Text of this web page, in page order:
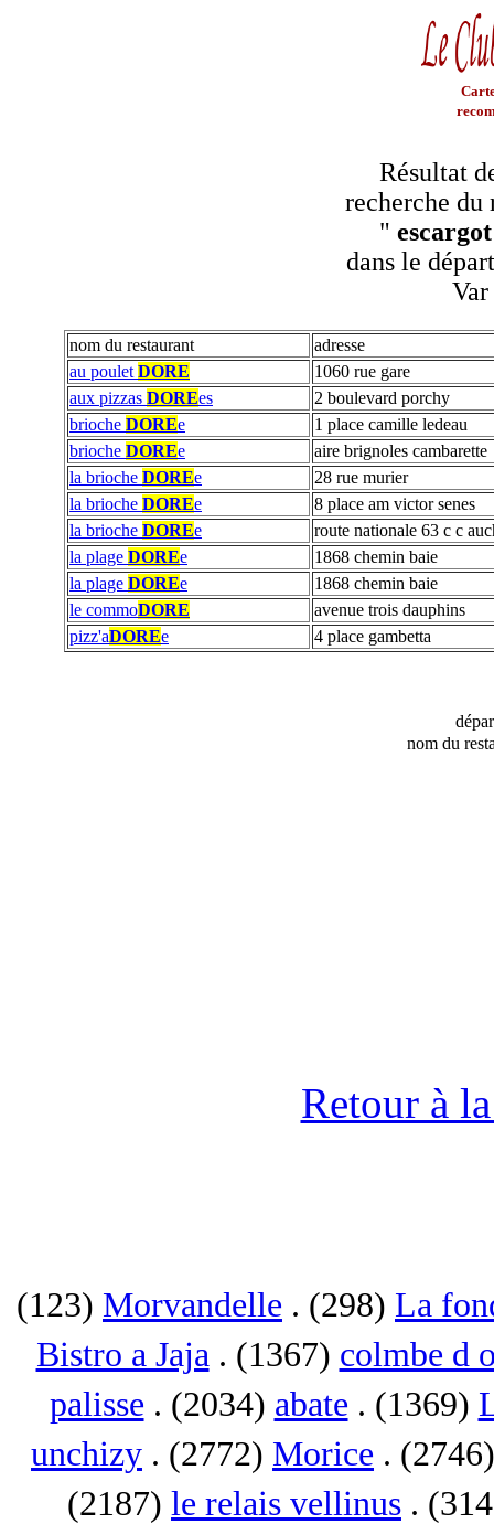
Résultat
recherche du
"
dans le
Var
nom du restaurant
adresse
au poulet DORE
1060 rue gare
aux pizzas DOREes
2 boulevard porchy
brioche DOREe
1 place camille ledeau
brioche DOREe
aire brignoles cambarette
la brioche DOREe
28 rue murier
la brioche DOREe
8 place am victor senes
la brioche DOREe
route nationale 63 c c
la plage DOREe
1868 chemin baie
la plage DOREe
1868 chemin baie
le commoDORE
avenue trois dauphins
pizz'aDOREe 4 place gambetta
nom du
Retour à
(123) Morvandelle . (298) La
Bistro a Jaja. (1367) colmbe d
palisse . (2034) abate . (1369)
unchizy . (2772) Morice .
(2187) le relais vellinus .